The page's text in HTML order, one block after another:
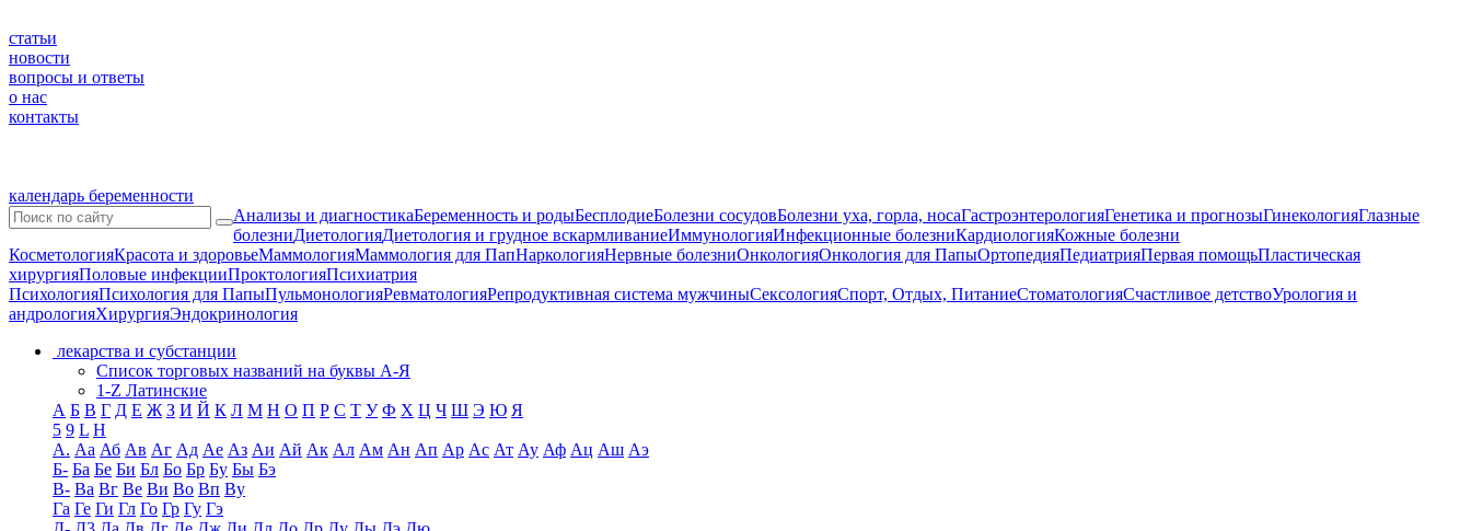
статьи
новости
вопросы и ответы
о нас
контакты
календарь беременности
Анализы и диагностикаБеременность и родыБесплодиеБолезни сосудовБолезни уха, горла, носаГастроэнтерологияГенетика и прогнозыГинекологияГлазные
болезниДиетологияДиетология и грудное вскармливаниеИммунологияИнфекционные болезниКардиологияКожные болезни
КосметологияКрасота и здоровьеМаммологияМаммология для ПапНаркологияНервные болезниОнкологияОнкология для ПапыОртопедияПедиатрияПервая помощьПластическая
хирургияПоловые инфекцииПроктологияПсихиатрия
ПсихологияПсихология для ПапыПульмонологияРевматологияРепродуктивная система мужчиныСексологияСпорт, Отдых, ПитаниеСтоматологияСчастливое детствоУрология и
андрологияХирургияЭндокринология
лекарства и субстанции
Список торговых названий на буквы А-Я
1-Z Латинские
А Б В Г Д Е Ж З И Й К Л М Н О П Р С Т У Ф Х Ц Ч Ш Э Ю Я
5 9 L H
А. Аа Аб Ав Аг Ад Ае Аз Аи Ай Ак Ал Ам Ан Ап Ар Ас Ат Ау Аф Ац Аш Аэ
Б- Ба Бе Би Бл Бо Бр Бу Бы Бэ
В- Ва Вг Ве Ви Во Вп Ву
Га Ге Ги Гл Го Гр Гу Гэ